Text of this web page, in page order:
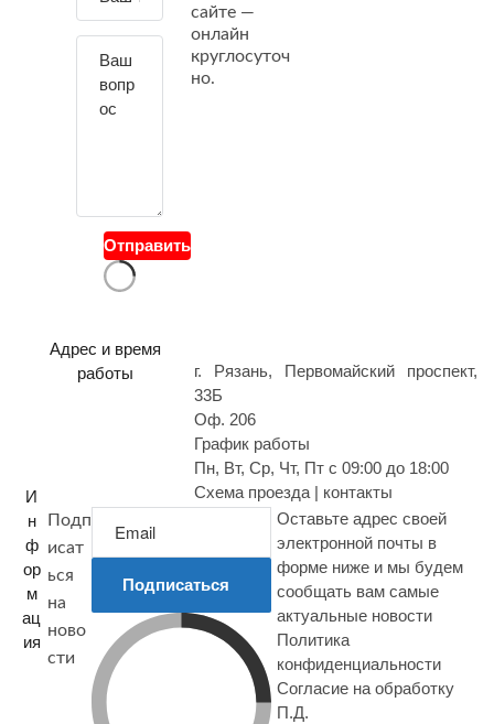
с
Отправить
сайте —
онлайн
круглосуточ
но.
Адрес и время
работы
г. Рязань, Первомайский проспект,
33Б
Оф. 206
График работы
Пн, Вт, Ср, Чт, Пт с 09:00 до 18:00
Схема проезда | контакты
И
н
ф
ор
м
ац
ия
Подп
исат
ься
на
ново
сти
Подписаться
Оставьте адрес своей
электронной почты в
форме ниже и мы будем
сообщать вам самые
актуальные новости
Политика
конфиденциальности
Согласие на обработку
П.Д.